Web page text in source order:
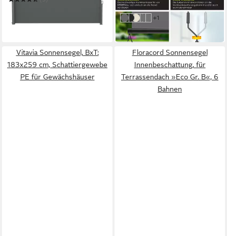
-28%
in 5-6 Werktagen bei dir
grauanthrazit
beigegrau / weiß
Transparent / Anthrazit
weitere Farben:
+1
Vitavia Sonnensegel, BxT:
183x259 cm, Schattiergewebe
PE für Gewächshäuser
Floracord Sonnensegel
Innenbeschattung, für
Terrassendach »Eco Gr. B«, 6
Bahnen